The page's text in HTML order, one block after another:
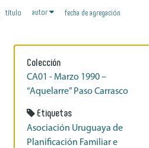
título autor fecha de agregación
Colección
CA01 - Marzo 1990 –
“Aquelarre” Paso Carrasco
Etiquetas
Asociación Uruguaya de
Planificación Familiar e